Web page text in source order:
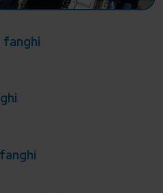
fanghi